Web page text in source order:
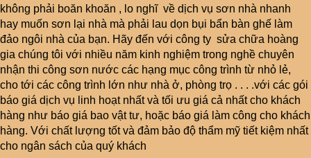
không phải boăn khoăn , lo nghĩ về dịch vụ sơn nhà nhanh
hay muốn sơn lại nhà mà phải lau dọn bụi bẩn bàn ghế làm
đảo ngôi nhà của bạn. Hãy đến với công ty sửa chữa hoàng
gia chúng tôi với nhiều năm kinh nghiệm trong nghề chuyên
nhận thi công sơn nước các hạng mục công trình từ nhỏ lẻ,
cho tới các công trình lớn như nhà ở, phòng trọ . . . .với các gói
báo giá dịch vụ linh hoạt nhất và tối ưu giá cả nhất cho khách
hàng như báo giá bao vật tư, hoặc báo giá làm công cho khách
hàng. Với chất lượng tốt và đảm bảo độ thẩm mỹ tiết kiệm nhất
cho ngân sách của quý khách